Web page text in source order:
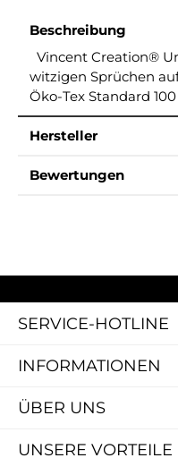
Beschreibung
Vincent Creation®
witzigen Sprüchen
Öko-Tex Standard
Hersteller
Bewertungen
SERVICE-HOTLINE
INFORMATIONEN
ÜBER UNS
UNSERE VORTEILE